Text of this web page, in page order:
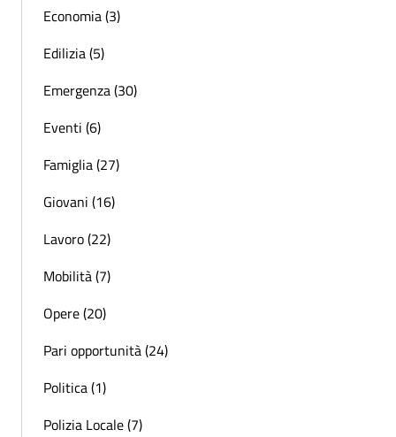
Economia (3)
Edilizia (5)
Emergenza (30)
Eventi (6)
Famiglia (27)
Giovani (16)
Lavoro (22)
Mobilità (7)
Opere (20)
Pari opportunità (24)
Politica (1)
Polizia Locale (7)